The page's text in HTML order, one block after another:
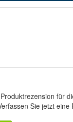
für
Sie jetzt eine